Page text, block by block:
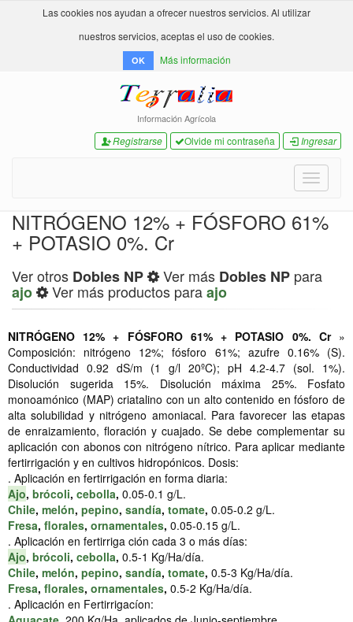
Las cookies nos ayudan a ofrecer nuestros servicios. Al utilizar
nuestros servicios, aceptas el uso de cookies.
OK Más información
Información Agrícola
Registrarse Olvide mi contraseña Ingresar
Toggle
NITRÓGENO 12% + FÓSFORO 61%
+ POTASIO 0%. Cr
Ver otros Dobles NP Ver más Dobles NP para
ajo
Ver más productos paraajo
NITRÓGENO 12% + FÓSFORO 61% + POTASIO 0%. Cr »
Composición: nitrógeno 12%; fósforo 61%; azufre 0.16% (S).
Conductividad 0.92 dS/m (1 g/l 20ºC); pH 4.2-4.7 (sol. 1%).
Disolución sugerida 15%. Disolución máxima 25%. Fosfato
monoamónico (MAP) criatalino con un alto contenido en fósforo de
alta solubilidad y nitrógeno amoniacal. Para favorecer las etapas
de enraizamiento, floración y cuajado. Se debe complementar su
aplicación con abonos con nitrógeno nítrico. Para aplicar mediante
fertirrigación y en cultivos hidropónicos. Dosis:
. Aplicación en fertirrigación en forma diaria:
Ajo, brócoli, cebolla, 0.05-0.1 g/L.
Chile, melón, pepino, sandía, tomate, 0.05-0.2 g/L.
Fresa, florales, ornamentales, 0.05-0.15 g/L.
. Aplicación en fertirriga ción cada 3 o más días:
Ajo, brócoli, cebolla, 0.5-1 Kg/Ha/día.
Chile, melón, pepino, sandía, tomate, 0.5-3 Kg/Ha/día.
Fresa, florales, ornamentales, 0.5-2 Kg/Ha/día.
. Aplicación en Fertirrigacíon: